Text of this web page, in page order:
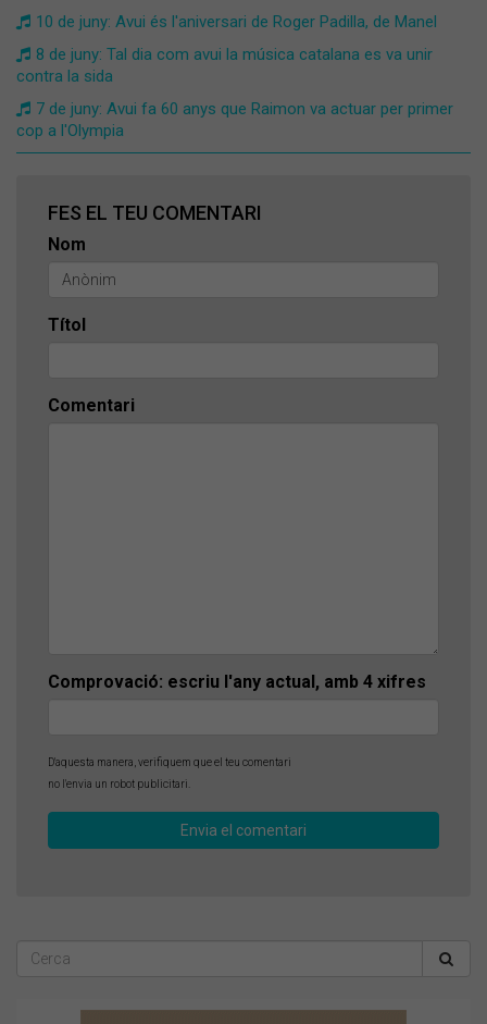
10 de juny: Avui és l'aniversari de Roger Padilla, de Manel
8 de juny: Tal dia com avui la música catalana es va unir
contra la sida
7 de juny: Avui fa 60 anys que Raimon va actuar per primer
cop a l'Olympia
FES EL TEU COMENTARI
Nom
Títol
Comentari
Comprovació: escriu l'any actual, amb 4 xifres
D'aquesta manera, verifiquem que el teu comentari
no l'envia un robot publicitari.